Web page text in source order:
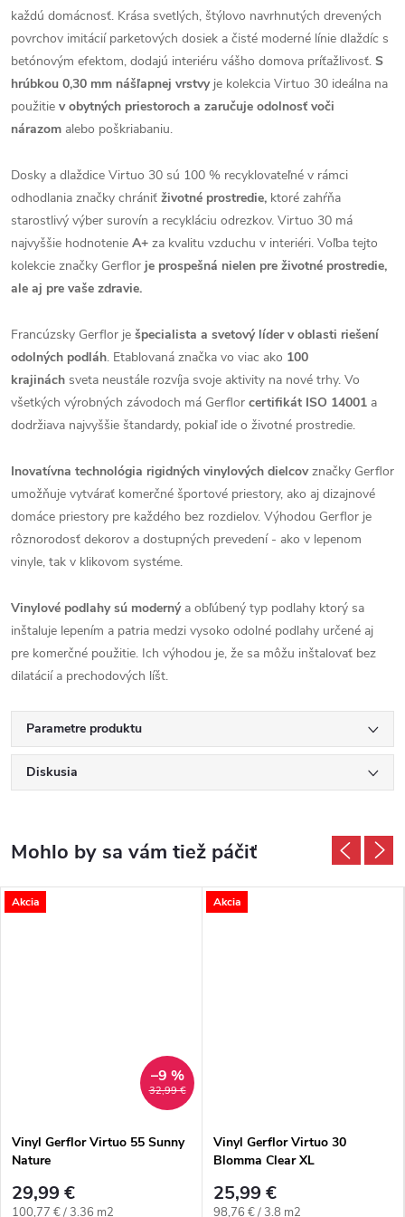
každú domácnosť. Krása svetlých, štýlovo navrhnutých drevených
povrchov imitácií parketových dosiek a čisté moderné línie dlaždíc s
betónovým efektom, dodajú interiéru vášho domova príťažlivosť. S
hrúbkou 0,30 mm nášľapnej vrstvyje kolekcia Virtuo 30 ideálna na
použitie v obytných priestoroch a zaručuje odolnosť voči
nárazom alebo poškriabaniu.
Dosky a dlaždice Virtuo 30 sú 100 % recyklovateľné v rámci
odhodlania značky chrániť životné prostredie, ktoré zahŕňa
starostlivý výber surovín a recykláciu odrezkov. Virtuo 30 má
najvyššie hodnotenie A+ za kvalitu vzduchu v interiéri. Voľba tejto
kolekcie značky Gerflor je prospešná nielen pre životné prostredie,
ale aj pre vaše zdravie.
Francúzsky Gerflor je špecialista a svetový líder v oblasti riešení
odolných podláh. Etablovaná značka vo viac ako 100
krajinách sveta neustále rozvíja svoje aktivity na nové trhy. Vo
všetkých výrobných závodoch má Gerflor certifikát ISO 14001 a
dodržiava najvyššie štandardy, pokiaľ ide o životné prostredie.
Inovatívna technológia rigidných vinylových dielcovznačky Gerflor
umožňuje vytvárať komerčné športové priestory, ako aj dizajnové
domáce priestory pre každého bez rozdielov. Výhodou Gerflor je
rôznorodosť dekorov a dostupných prevedení - ako v lepenom
vinyle, tak v klikovom systéme.
Vinylové podlahy sú modernýa obľúbený typ podlahy ktorý sa
inštaluje lepením a patria medzi vysoko odolné podlahy určené aj
pre komerčné použitie. Ich výhodou je, že sa môžu inštalovať bez
dilatácií a prechodových líšt.
Parametre produktu
Diskusia
Akcia
32,99 €
–9 %
Vinyl Gerflor Virtuo 55 Sunny
Nature
29,99 €
Jednotková cena:
100,77 € / 3.36 m2
Akcia
Vinyl Gerflor Virtuo 30
Blomma Clear XL
25,99 €
Jednotková cena:
98,76 € / 3.8 m2